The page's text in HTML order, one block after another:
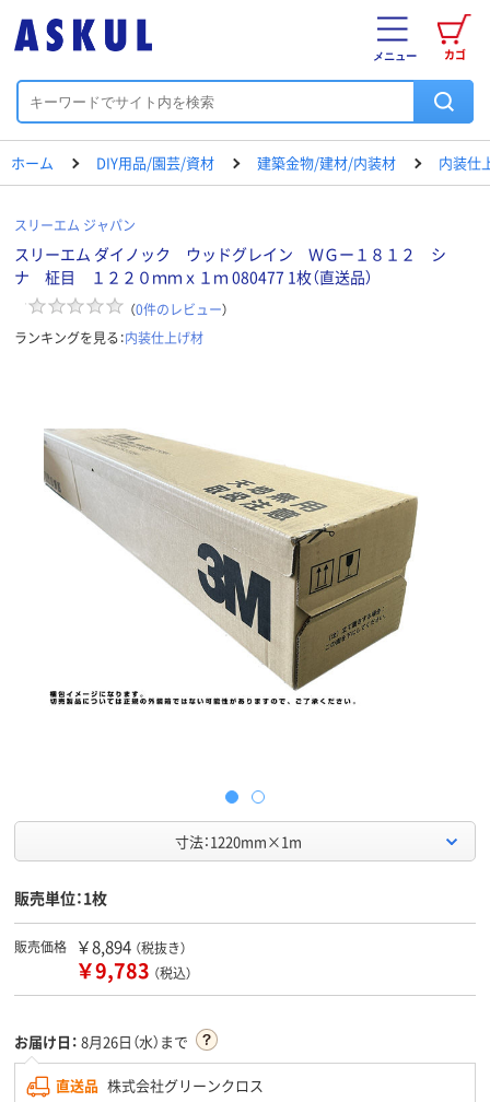
カゴ
メニュー
ホーム DIY用品/園芸/資材 建築金物/建材/内装材 内装仕
スリーエム ジャパン
スリーエム ダイノック ウッドグレイン ＷＧー１８１２ シ
ナ 柾目 １２２０ｍｍｘ１ｍ 080477 1枚（直送品）
（0件のレビュー）
ランキングを見る：内装仕上げ材
寸法：1220mm×1m
販売単位：1枚
販売価格 ￥8,894 （税抜き）
￥9,783 （税込）
お届け日： 8月26日（水）まで
直送品 株式会社グリーンクロス